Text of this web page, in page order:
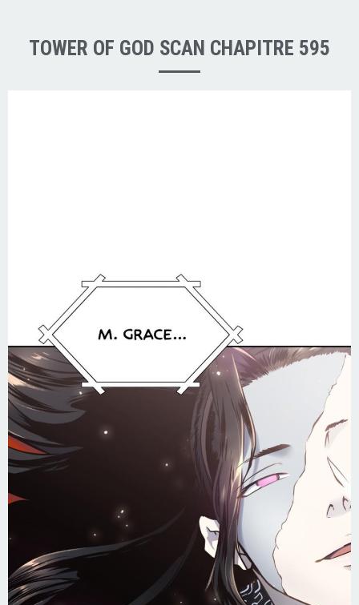
TOWER OF GOD SCAN CHAPITRE 595